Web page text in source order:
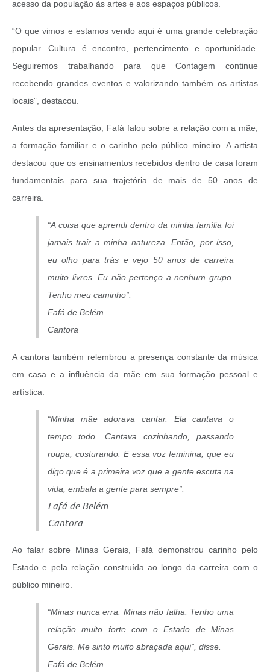
acesso da população às artes e aos espaços públicos.
“O que vimos e estamos vendo aqui é uma grande celebração
popular. Cultura é encontro, pertencimento e oportunidade.
Seguiremos trabalhando para que Contagem continue
recebendo grandes eventos e valorizando também os artistas
locais”, destacou.
Antes da apresentação, Fafá falou sobre a relação com a mãe,
a formação familiar e o carinho pelo público mineiro. A artista
destacou que os ensinamentos recebidos dentro de casa foram
fundamentais para sua trajetória de mais de 50 anos de
carreira.
“A coisa que aprendi dentro da minha família foi
jamais trair a minha natureza. Então, por isso,
eu olho para trás e vejo 50 anos de carreira
muito livres. Eu não pertenço a nenhum grupo.
Tenho meu caminho”.
Fafá de Belém
Cantora
A cantora também relembrou a presença constante da música
em casa e a influência da mãe em sua formação pessoal e
artística.
“Minha mãe adorava cantar. Ela cantava o
tempo todo. Cantava cozinhando, passando
roupa, costurando. E essa voz feminina, que eu
digo que é a primeira voz que a gente escuta na
vida, embala a gente para sempre”.
Fafá de Belém
Cantora
Ao falar sobre Minas Gerais, Fafá demonstrou carinho pelo
Estado e pela relação construída ao longo da carreira com o
público mineiro.
“Minas nunca erra. Minas não falha. Tenho uma
relação muito forte com o Estado de Minas
Gerais. Me sinto muito abraçada aqui”, disse.
Fafá de Belém